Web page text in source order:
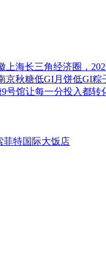
海长三角经济圈，
京秋糖低GI月饼低GI
号馆让每一分投入都转
菲特国际大饭店